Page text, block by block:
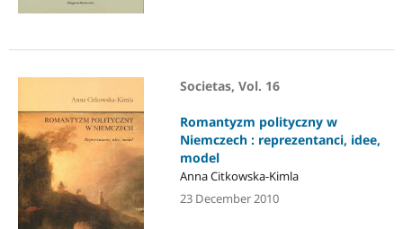
Societas, Vol. 16
Romantyzm polityczny w
Niemczech : reprezentanci, idee,
model
Anna Citkowska-Kimla
23 December 2010